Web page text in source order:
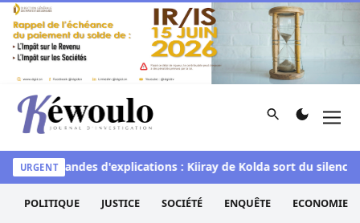
Aller au contenu
Kéwoulo, le premier site d'information et d'investigation
Rechercher
URGENT
demandes d'explications : Kiiray de Kolda sort du silence et
POLITIQUE JUSTICE SOCIÉTÉ ENQUÊTE ECONOMIE